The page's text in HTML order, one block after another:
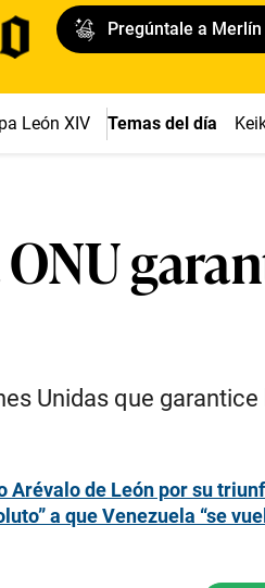
Pregúntale a Merlín
León XIV Temas del día
Unidas que
de León por su
a que Venezuela “se